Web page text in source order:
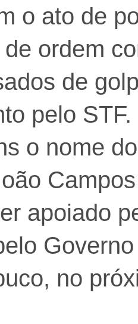
o ato de
ordem
de
pelo
o nome
apoiado
no